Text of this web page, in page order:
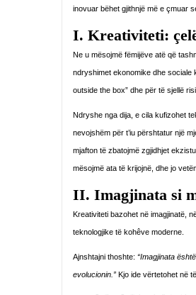
inovuar bëhet gjithnjë më e çmuar
I. Kreativiteti:
Ne u mësojmë fëmijëve atë që
ndryshimet ekonomike dhe sociale
outside the box” dhe për të sjellë risi.
Ndryshe nga dija, e cila kufizohet
nevojshëm për t’iu përshtatur një
mjafton të zbatojmë zgjidhjet
mësojmë ata të krijojnë, dhe jo
II. Imagjinata si
Kreativiteti bazohet në imagjinatë,
teknologjike të kohêve moderne.
Ajnshtajni thoshte: “Imagjinata
evolucionin.” Kjo ide vërtetohet në